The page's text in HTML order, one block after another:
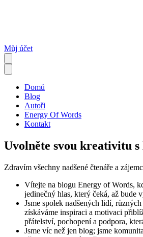
Můj účet
Domů
Blog
Autoři
Energy Of Words
Kontakt
Uvolněte svou kreativitu
Zdravím všechny nadšené čtenáře a
Vítejte na blogu Energy of Words,
jedinečný hlas, který čeká, až bude
Jsme spolek nadšených lidí,
získáváme inspiraci a motivaci
přátelství, pochopení a podpora,
Jsme víc než jen blog; jsme